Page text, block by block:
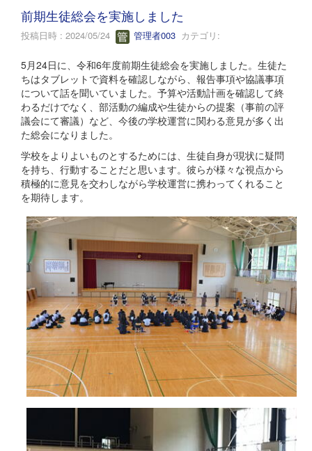
前期生徒総会を実施しました
投稿日時 : 2024/05/24 管理者003 カテゴリ:
5月24日に、令和6年度前期生徒総会を実施しました。生徒た
ちはタブレットで資料を確認しながら、報告事項や協議事項
について話を聞いていました。予算や活動計画を確認して終
わるだけでなく、部活動の編成や生徒からの提案（事前の評
議会にて審議）など、今後の学校運営に関わる意見が多く出
た総会になりました。
学校をよりよいものとするためには、生徒自身が現状に疑問
を持ち、行動することだと思います。彼らが様々な視点から
積極的に意見を交わしながら学校運営に携わってくれること
を期待します。